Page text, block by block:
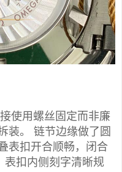
使用螺丝固定而非廉
装。 链节边缘做了圆
表扣开合顺畅，闭合
表扣内侧刻字清晰规